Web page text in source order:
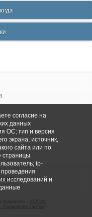
Управление сайтом
согласие на
данных
ОС; тип и версия
экрана; источник,
сайта или по
страницы
ip-
исследований и